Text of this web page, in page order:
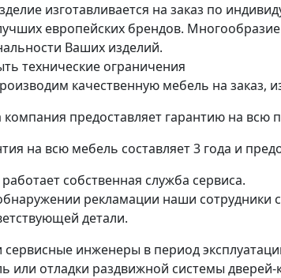
изготавливается на заказ по
европейских брендов.
Ваших изделий.
технические ограничения
качественную мебель на заказ,
предоставляет гарантию на всю
на всю мебель составляет 3 года и
собственная служба сервиса.
рекламации наши сотрудники
детали.
инженеры в период
или отладки раздвижной системы дверей-